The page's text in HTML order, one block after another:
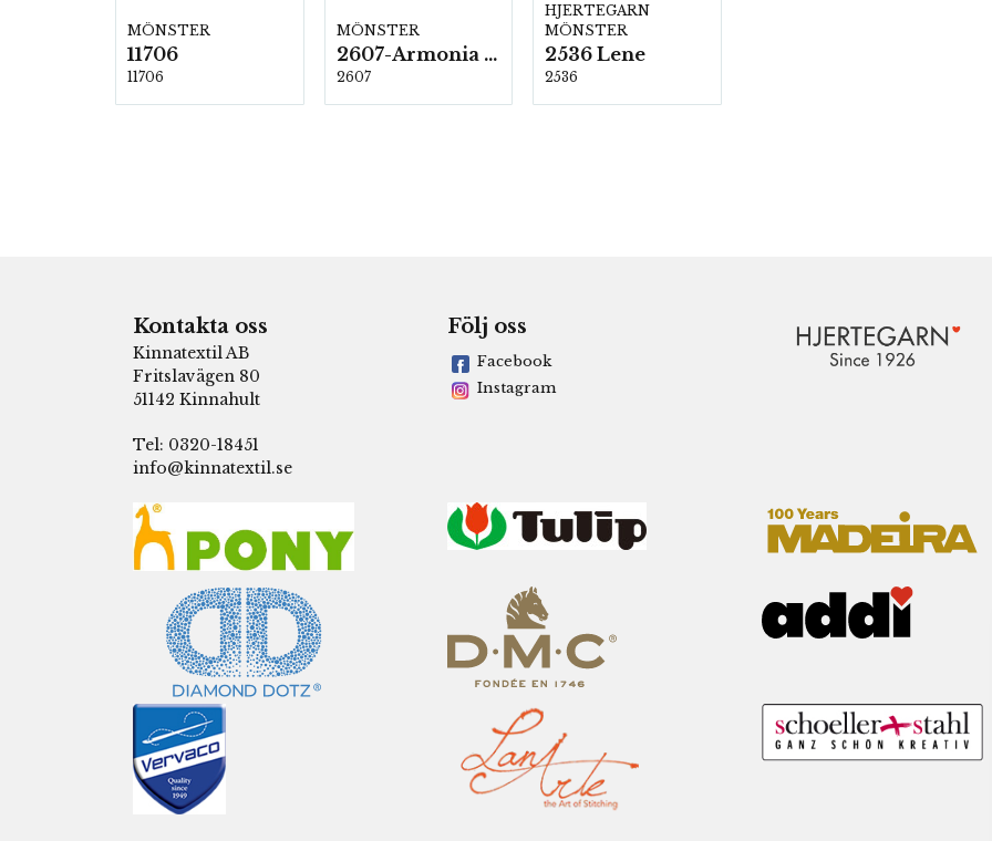
MÖNSTER
11706
11706
MÖNSTER
2607-Armonia och Alpaca 400
2607
HJERTEGARN
MÖNSTER
2536 Lene
2536
Kontakta oss
Kinnatextil AB
Fritslavägen 80
51142 Kinnahult
Tel: 0320-18451
info@kinnatextil.se
Följ oss
Facebook
Instagram